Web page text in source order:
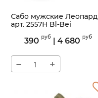
Сабо мужские Леопард
арт. 2557H Bl-Bei
2557H
390 руб | 4 680 руб
− +